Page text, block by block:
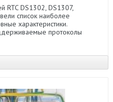
RTC DS1302, DS1307,
список наиболее
характеристики.
протоколы